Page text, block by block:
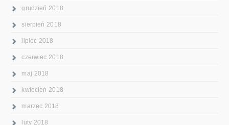
grudzień 2018
sierpień 2018
lipiec 2018
czerwiec 2018
maj 2018
kwiecień 2018
marzec 2018
luty 2018